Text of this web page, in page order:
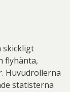
skickligt
flyhänta,
Huvudrollerna
statisterna